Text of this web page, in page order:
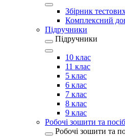
Збірник
Комплексний
Підручники
Підручники
10 клас
11 клас
5 клас
6 клас
7 клас
8 клас
9 клас
Робочі зошити та
Робочі зошити та